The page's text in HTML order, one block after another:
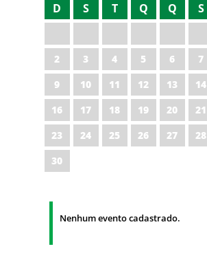
D S T Q Q S
2
3 4 5 6 7
9
10 11 12 13 14
16
17 18 19 20 21
23
24 25 26 27 28
30
Nenhum evento cadastrado.